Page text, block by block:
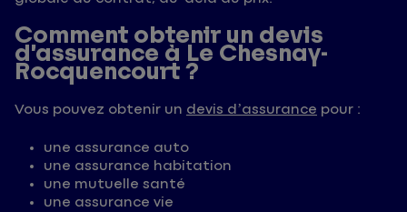
Comment obtenir un devis
d’assurance à Le Chesnay-
Rocquencourt ?
Vous pouvez obtenir un devis d’assurance pour :
une assurance auto
une assurance habitation
une mutuelle santé
une assurance vie